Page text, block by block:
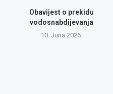
Obavijest o prekidu
vodosnabdijevanja
10. Juna 2026.